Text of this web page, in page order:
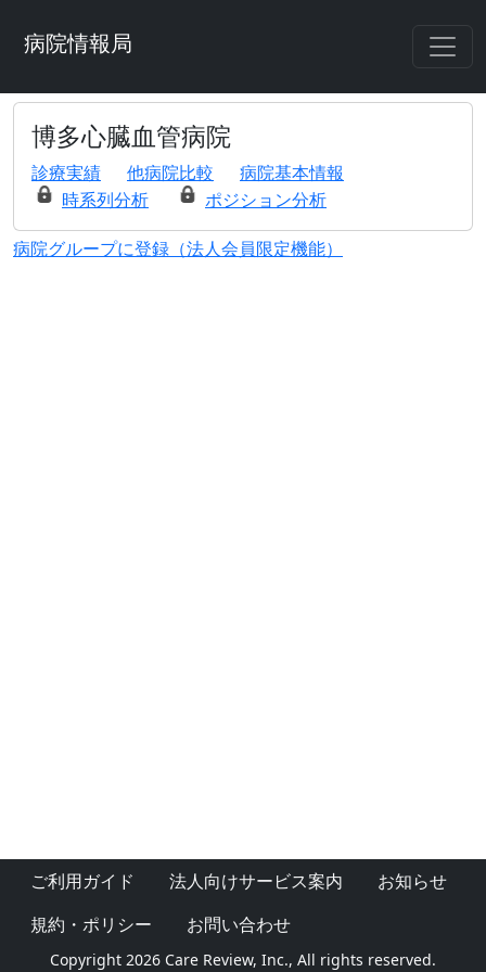
病院情報局
博多心臓血管病院
診療実績 他病院比較
病院基本情報
時系列分析
ポジション分析
病院グループに登録（法人会員限定機能）
ご利用ガイド 法人向けサービス案内
お知らせ
規約・ポリシー
お問い合わせ
Copyright 2026 Care Review, Inc., All rights reserved.